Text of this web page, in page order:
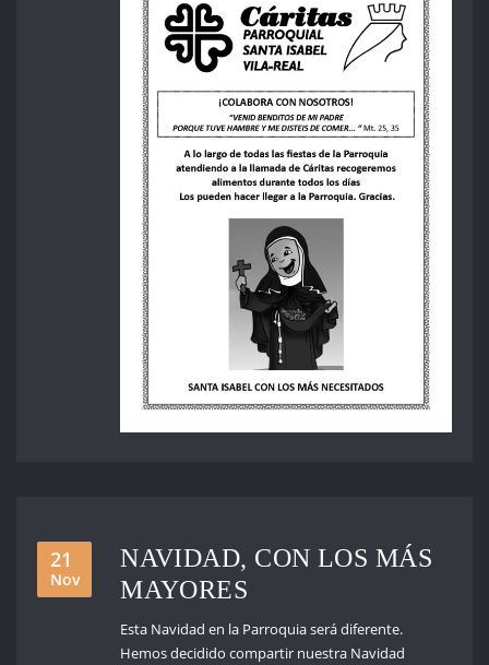
21
Nov
NAVIDAD, CON LOS MÁS
MAYORES
Esta Navidad en la Parroquia será diferente.
Hemos decidido compartir nuestra Navidad